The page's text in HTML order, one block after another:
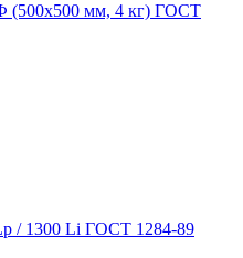
мм, 4 кг) ГОСТ